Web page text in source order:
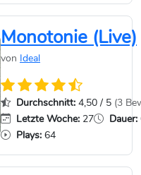
Monotonie (Live)
von Ideal
Durchschnitt: 4,50 / 5 (3
Letzte Woche: 27 Dauer:
Plays: 64